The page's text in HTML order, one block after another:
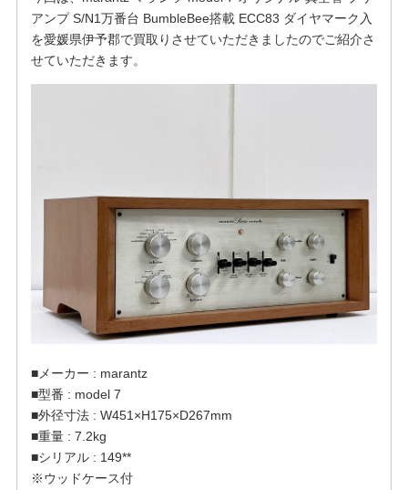
アンプ S/N1万番台 BumbleBee搭載 ECC83 ダイヤマーク入
を愛媛県伊予郡で買取りさせていただきましたのでご紹介さ
せていただきます。
■メーカー : marantz
■型番 : model 7
■外径寸法 : W451×H175×D267mm
■重量 : 7.2kg
■シリアル : 149**
※ウッドケース付